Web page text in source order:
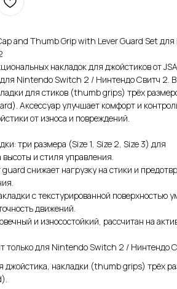
and Thumb Grip with Lever Guard Set
накладок для джойстиков от
Nintendo Switch 2 / Нинтендо Свитч 2.
для стиков (thumb grips) трёх
Аксессуар улучшает комфорт и
от износа и повреждений.
три размера (Size 1, Size 2, Size 3) для
и стиля управления.
снижает нагрузку на стики и
с текстурированной поверхностью
движений.
и износостойкий, рассчитан на
только для Nintendo Switch 2 / Нинтендо
джойстика, накладки (thumb grips) трёх